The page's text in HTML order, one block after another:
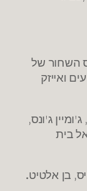
השחור של
ואייזק
ג'ונס,
בית
בן אלטיט.